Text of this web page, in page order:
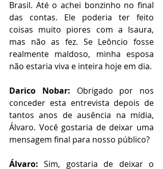
Brasil. Até o achei bonzinho no final
das contas. Ele poderia ter feito
coisas muito piores com a Isaura,
mas não as fez. Se Leôncio fosse
realmente maldoso, minha esposa
não estaria viva e inteira hoje em dia.
Darico Nobar: Obrigado por nos
conceder esta entrevista depois de
tantos anos de ausência na mídia,
Álvaro. Você gostaria de deixar uma
mensagem final para nosso público?
Álvaro: Sim, gostaria de deixar o